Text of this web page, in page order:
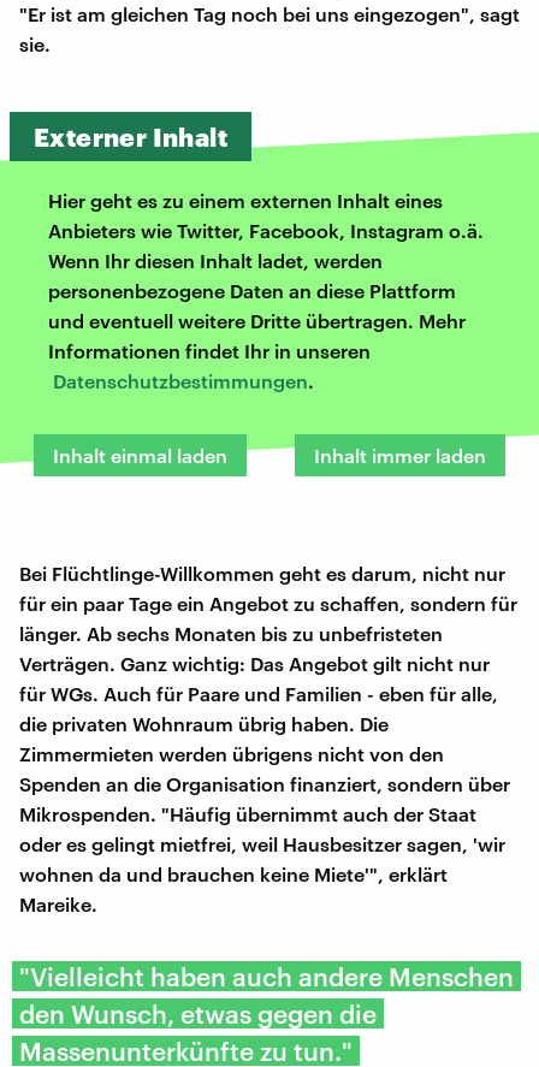
"Er ist am gleichen Tag noch bei uns eingezogen", sagt
sie.
Externer Inhalt
Hier geht es zu einem externen Inhalt eines
Anbieters wie Twitter, Facebook, Instagram o.ä.
Wenn Ihr diesen Inhalt ladet, werden
personenbezogene Daten an diese Plattform
und eventuell weitere Dritte übertragen. Mehr
Informationen findet Ihr in unseren
Datenschutzbestimmungen.
Inhalt einmal laden Inhalt immer laden
Bei Flüchtlinge-Willkommen geht es darum, nicht nur
für ein paar Tage ein Angebot zu schaffen, sondern für
länger. Ab sechs Monaten bis zu unbefristeten
Verträgen. Ganz wichtig: Das Angebot gilt nicht nur
für WGs. Auch für Paare und Familien - eben für alle,
die privaten Wohnraum übrig haben. Die
Zimmermieten werden übrigens nicht von den
Spenden an die Organisation finanziert, sondern über
Mikrospenden. "Häufig übernimmt auch der Staat
oder es gelingt mietfrei, weil Hausbesitzer sagen, 'wir
wohnen da und brauchen keine Miete'", erklärt
Mareike.
"Vielleicht haben auch andere Menschen
den Wunsch, etwas gegen die
Massenunterkünfte zu tun."